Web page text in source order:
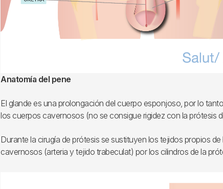
Anatomía del pene
El glande es una prolongación del cuerpo esponjoso, por lo
los cuerpos cavernosos (no se consigue rigidez con la prótesis
Durante la cirugía de prótesis se sustituyen los tejidos propios
cavernosos (arteria y tejido trabeculat) por los cilindros de la